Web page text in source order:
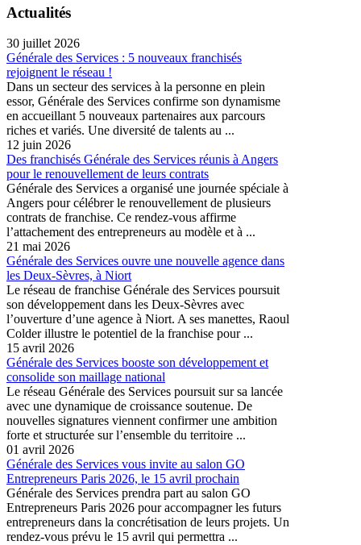
Actualités
30 juillet 2026
Générale des Services : 5 nouveaux franchisés
rejoignent le réseau !
Dans un secteur des services à la personne en plein
essor, Générale des Services confirme son dynamisme
en accueillant 5 nouveaux partenaires aux parcours
riches et variés. Une diversité de talents au ...
12 juin 2026
Des franchisés Générale des Services réunis à Angers
pour le renouvellement de leurs contrats
Générale des Services a organisé une journée spéciale à
Angers pour célébrer le renouvellement de plusieurs
contrats de franchise. Ce rendez-vous affirme
l’attachement des entrepreneurs au modèle et à ...
21 mai 2026
Générale des Services ouvre une nouvelle agence dans
les Deux-Sèvres, à Niort
Le réseau de franchise Générale des Services poursuit
son développement dans les Deux-Sèvres avec
l’ouverture d’une agence à Niort. A ses manettes, Raoul
Colder illustre le potentiel de la franchise pour ...
15 avril 2026
Générale des Services booste son développement et
consolide son maillage national
Le réseau Générale des Services poursuit sur sa lancée
avec une dynamique de croissance soutenue. De
nouvelles signatures viennent confirmer une ambition
forte et structurée sur l’ensemble du territoire ...
01 avril 2026
Générale des Services vous invite au salon GO
Entrepreneurs Paris 2026, le 15 avril prochain
Générale des Services prendra part au salon GO
Entrepreneurs Paris 2026 pour accompagner les futurs
entrepreneurs dans la concrétisation de leurs projets. Un
rendez-vous prévu le 15 avril qui permettra ...